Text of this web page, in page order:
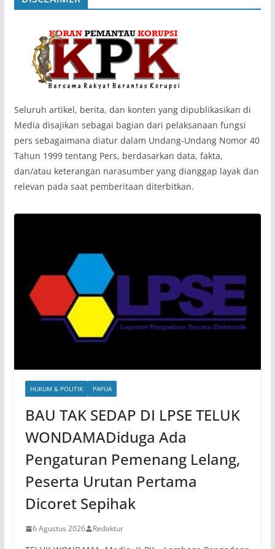
‎Seluruh artikel, berita, dan konten yang dipublikasikan di
Media disajikan sebagai bagian dari pelaksanaan fungsi
pers sebagaimana diatur dalam Undang-Undang Nomor 40
Tahun 1999 tentang Pers, berdasarkan data, fakta,
dan/atau keterangan narasumber yang dianggap layak dan
relevan pada saat pemberitaan diterbitkan.
HUKUM & POLITIK PAPUA
BAU TAK SEDAP DI LPSE TELUK
WONDAMADiduga Ada
Pengaturan Pemenang Lelang,
Peserta Urutan Pertama
Dicoret Sepihak
6 Agustus 2026 Redaktur